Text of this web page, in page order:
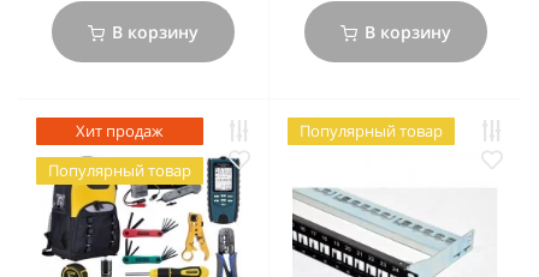
В корзину В корзину
Хит продаж
Популярный товар
Популярный товар